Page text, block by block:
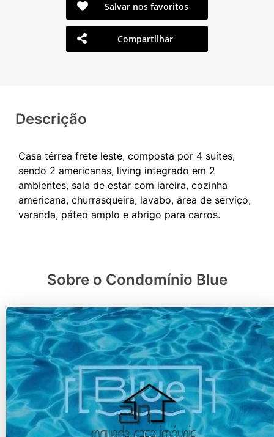
Salvar nos favoritos
Compartilhar
Descrição
Casa térrea frete leste, composta por 4 suítes,
sendo 2 americanas, living integrado em 2
ambientes, sala de estar com lareira, cozinha
americana, churrasqueira, lavabo, área de serviço,
Sobre o Condomínio Blue